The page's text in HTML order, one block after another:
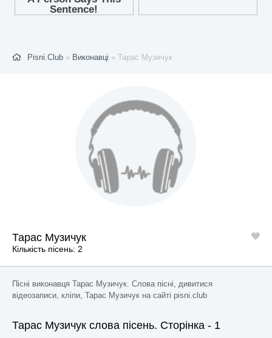
Pisni.Club » Виконавці » Тарас Музичук
Тарас Музичук
Кількість пісень: 2
Пісні виконавця Тарас Музичук. Слова пісні, дивитися
відеозаписи, кліпи, Тарас Музичук на сайті pisni.club
Тарас Музичук слова пісень. Сторінка - 1